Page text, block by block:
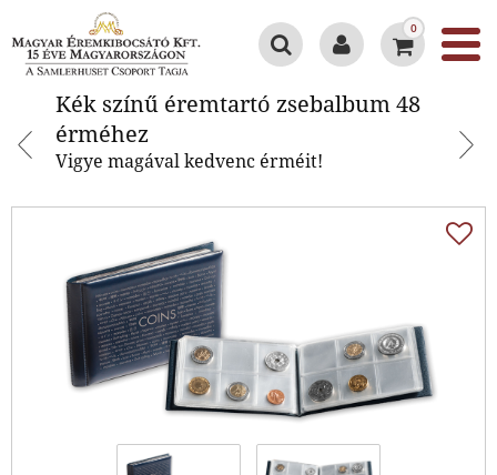
0
Kék színű éremtartó zsebalbum 48
érméhez
Vigye magával kedvenc érméit!
Kék színű éremtartó zsebalbum
48 érméhez